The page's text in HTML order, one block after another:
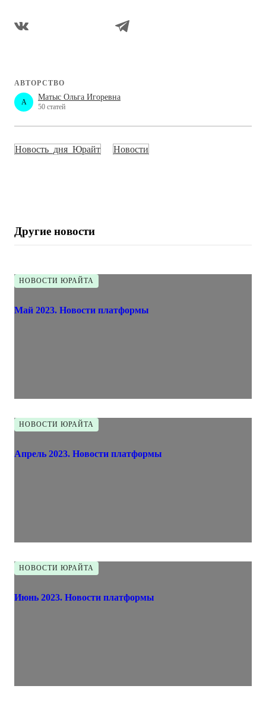
АВТОРСТВО
A
Матыс Ольга Игоревна
50 статей
Новость_дня_Юрайт Новости
Другие новости
НОВОСТИ ЮРАЙТА
Май 2023. Новости платформы
НОВОСТИ ЮРАЙТА
Апрель 2023. Новости платформы
НОВОСТИ ЮРАЙТА
Июнь 2023. Новости платформы